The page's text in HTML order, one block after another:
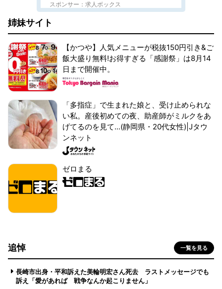
スポンサー：求人ボックス
姉妹サイト
【かつや】人気メニューが税抜150円引き&ご
飯大盛り無料!お得すぎる「感謝祭」は8月14
日まで開催中。
「多指症」で生まれた娘と、受け止められな
い私。産後初めての夜、助産師がミルクをあ
げてるのを見て...(静岡県・20代女性)|Jタウ
ンネット
ゼロまる
追悼 一覧を見る
長崎市出身・平和訴えた美輪明宏さん死去 ラストメッセージでも
訴え「愛があれば 戦争なんか起こりません」